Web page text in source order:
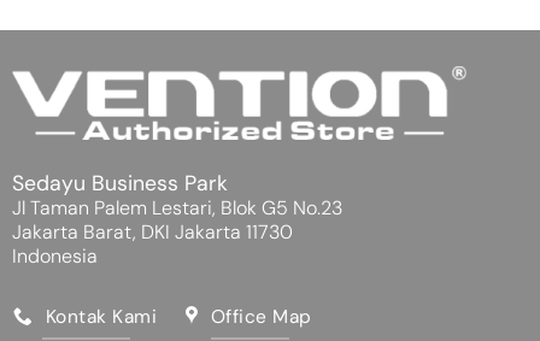
Sedayu Business Park
Jl Taman Palem Lestari, Blok G5 No.23
Jakarta Barat, DKI Jakarta 11730
Indonesia
Kontak Kami Office Map